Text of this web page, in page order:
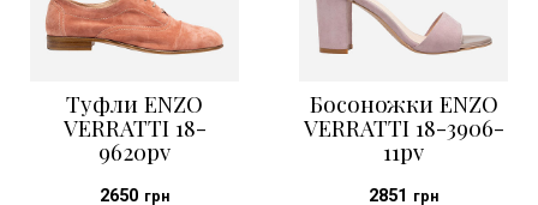
Туфли ENZO
VERRATTI 18-
9620pv
2650 грн
Босоножки ENZO
VERRATTI 18-3906-
11pv
2851 грн